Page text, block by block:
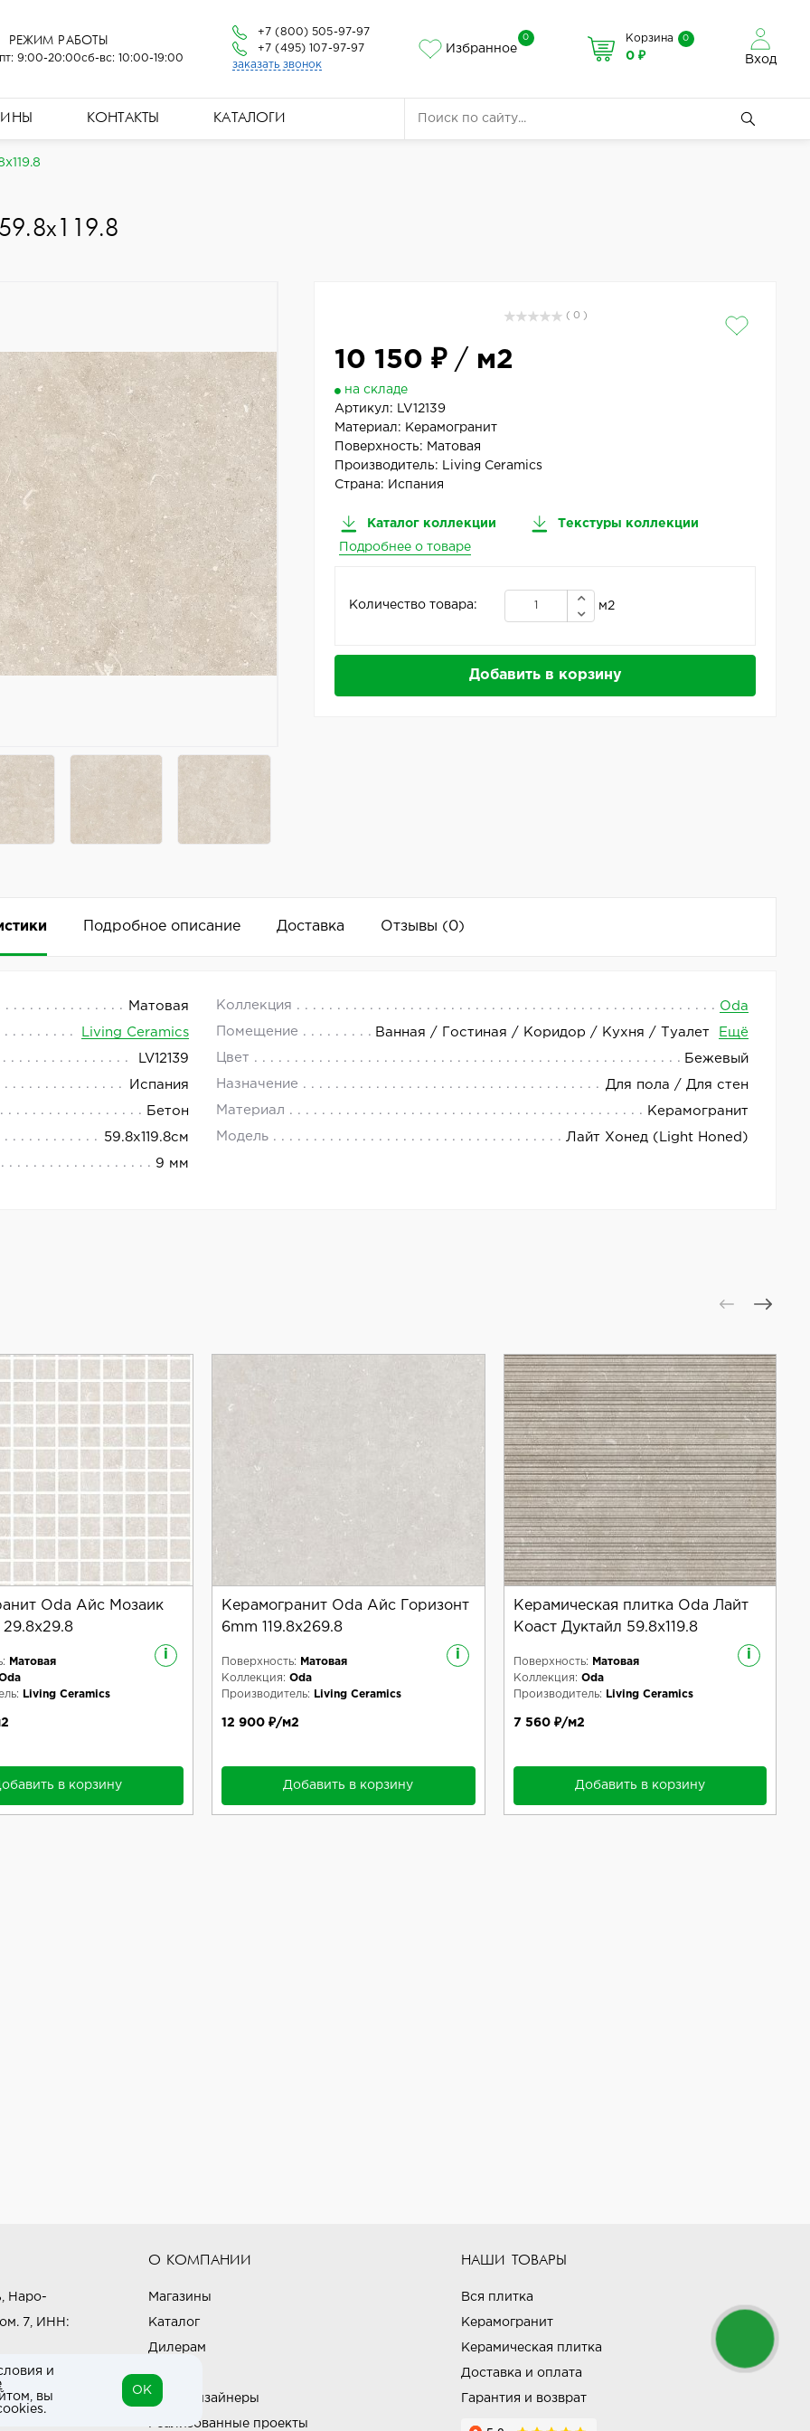
РЕЖИМ РАБОТЫ
9:00-20:00сб-вс: 10:00-19:00
+7 (800) 505-97-97
+7 (495) 107-97-97
заказать звонок
Избранное
0 Корзина 0
0 ₽ Вход
КОНТАКТЫ КАТАЛОГИ
( 0 )
10 150 ₽/ м2
на складе
Артикул:
LV12139
Материал: Керамогранит
Поверхность: Матовая
Производитель:
Living Ceramics
Страна: Испания
Каталог коллекции Текстуры коллекции
Подробнее о товаре
Количество товара: м2
Добавить в корзину
Подробное описание Доставка Отзывы (0)
Матовая Коллекция Oda
Living Ceramics Помещение Ванная / Гостиная / Коридор / Кухня / Туалет Ещё
LV12139 Цвет Бежевый
Испания Назначение Для пола / Для стен
Бетон Материал Керамогранит
59.8x119.8см Модель Лайт Хонед (Light Honed)
9 мм
высококачественный материал, произведённый в Испании. Он относится к коллекции Oda и имеет
оттенок, что позволяет использовать его для создания различных дизайнерских решений. Материал
к механическим повреждениям и воздействию влаги.
Ceramics Oda Light Honed станет отличным выбором для отделки стен и полов в жилых и
Добавить комментарий
Oda Айс Мозаик
i
Матовая
Living Ceramics
в корзину
Керамогранит Oda Айс Горизонт
6mm 119.8x269.8
i
Поверхность:
Матовая
Коллекция: Oda
Производитель:
Living Ceramics
12 900 ₽/м2
Добавить в корзину
Керамическая плитка Oda Лайт
Коаст Дуктайл 59.8x119.8
i
Поверхность:
Матовая
Коллекция: Oda
Производитель:
Living Ceramics
7 560 ₽/м2
Добавить в корзину
Наро-
7, ИНН:
О КОМПАНИИ
Магазины
Каталог
Дилерам
Блог
Наши дизайнеры
Реализованные проекты
НАШИ ТОВАРЫ
Вся плитка
Керамогранит
Керамическая плитка
Доставка и оплата
Гарантия и возврат
и
вы
OK